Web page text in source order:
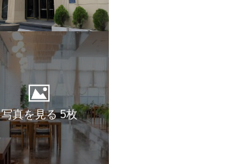
写真を見る 5枚